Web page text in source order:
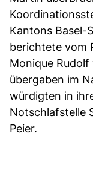
Kantons Basel-
berichtete vom
Monique
übergaben im
würdigten in
Notschlafstelle
Peier.